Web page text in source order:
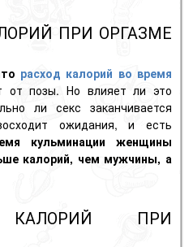
ПРИ ОРГАЗМЕ
расход калорий во время
от позы. Но влияет ли это
ли секс заканчивается
ожидания, и есть
кульминации женщины
калорий, чем мужчины, а
КАЛОРИЙ ПРИ